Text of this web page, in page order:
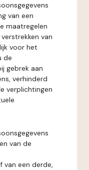
van een
maatregelen
van
voor het
de
gebrek aan
verhinderd
verplichtingen
van de
van een derde,